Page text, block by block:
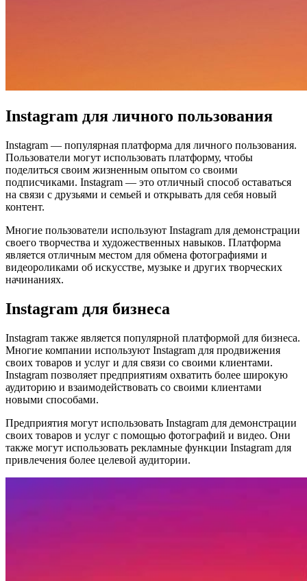
Instagram для личного пользования
Instagram — популярная платформа для личного пользования.
Пользователи могут использовать платформу, чтобы
поделиться своим жизненным опытом со своими
подписчиками. Instagram — это отличный способ оставаться
на связи с друзьями и семьей и открывать для себя новый
контент.
Многие пользователи используют Instagram для демонстрации
своего творчества и художественных навыков. Платформа
является отличным местом для обмена фотографиями и
видеороликами об искусстве, музыке и других творческих
начинаниях.
Instagram для бизнеса
Instagram также является популярной платформой для бизнеса.
Многие компании используют Instagram для продвижения
своих товаров и услуг и для связи со своими клиентами.
Instagram позволяет предприятиям охватить более широкую
аудиторию и взаимодействовать со своими клиентами
новыми способами.
Предприятия могут использовать Instagram для демонстрации
своих товаров и услуг с помощью фотографий и видео. Они
также могут использовать рекламные функции Instagram для
привлечения более целевой аудитории.